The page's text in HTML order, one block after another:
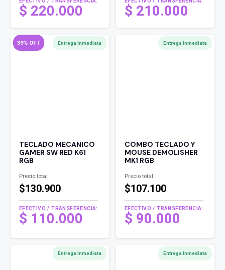
$ 220.000 $ 210.000
39% OFF Entrega Inmediata
TECLADO MECANICO
GAMER SW RED K61
RGB
Precio total
$130.900
EFECTIVO / TRANSFERENCIA:
El
precio
original
$ 110.000
El
precio
actual
Entrega Inmediata
COMBO TECLADO Y
MOUSE DEMOLISHER
MK1 RGB
Precio total
$107.100
EFECTIVO / TRANSFERENCIA:
$ 90.000
Entrega Inmediata Entrega Inmediata